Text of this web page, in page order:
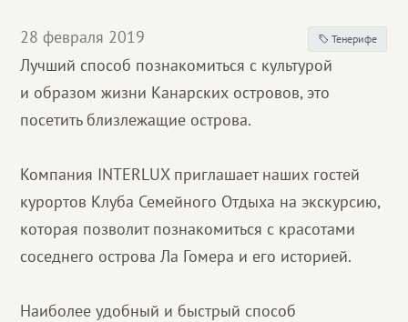
Партнерам
Благотворительность
28 февраля 2019 Тенерифе
Лучший способ познакомиться с культурой
и образом жизни Канарских островов, это
посетить близлежащие острова.
Компания INTERLUX приглашает наших гостей
курортов Клуба Семейного Отдыха на экскурсию,
которая позволит познакомиться с красотами
соседнего острова Ла Гомера и его историей.
Наиболее удобный и быстрый способ